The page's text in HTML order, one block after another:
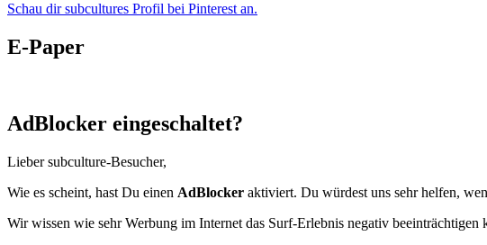
Schau dir subcultures Profil bei Pinterest an.
E-Paper
AdBlocker eingeschaltet?
Lieber subculture-Besucher,
Wie es scheint, hast Du einen AdBlocker aktiviert. Du würdest uns sehr helfen,
Wir wissen wie sehr Werbung im Internet das Surf-Erlebnis negativ